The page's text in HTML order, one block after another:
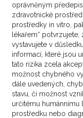
Pacientka I.Š 53
pravém prsu,
absolvovala
potom 10/04
N1B M0 , 2+ LU z
neu 1+...
2
oprávněným
zdravotnické
prostředky in vitro,
lékařem“ potvrzujete,
vystavujete v
informací, které jsou
tato rizika zcela
možnost chybného
dále uvedených,
stavu, či možnost
určitému humánnímu
prostředku nebo